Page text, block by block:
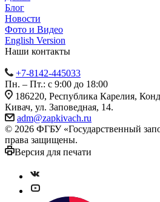
Блог
Новости
Фото и Видео
English Version
Наши контакты
+7-8142-445033
Пн. – Пт.: с 9:00 до 18:00
186220, Республика Карелия,
Кивач, ул. Заповедная, 14.
adm@zapkivach.ru
© 2026 ФГБУ «Государственный
права защищены.
Версия для печати